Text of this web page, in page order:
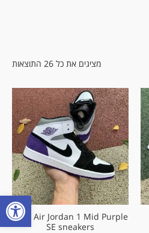
מציגים את כל ⁦26⁩ התוצאות
Nike Air Jordan 1 Mid Purple
SE sneakers